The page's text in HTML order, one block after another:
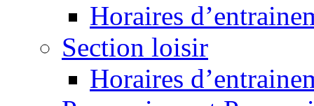
Horaires
Section loisir
Horaires